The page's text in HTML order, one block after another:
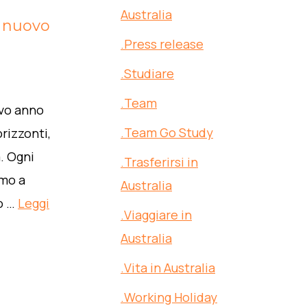
anno
Ogni
a
… Leggi
Australia
.Press release
.Studiare
.Team
.Team Go Study
.Trasferirsi in
Australia
.Viaggiare in
Australia
.Vita in Australia
.Working Holiday